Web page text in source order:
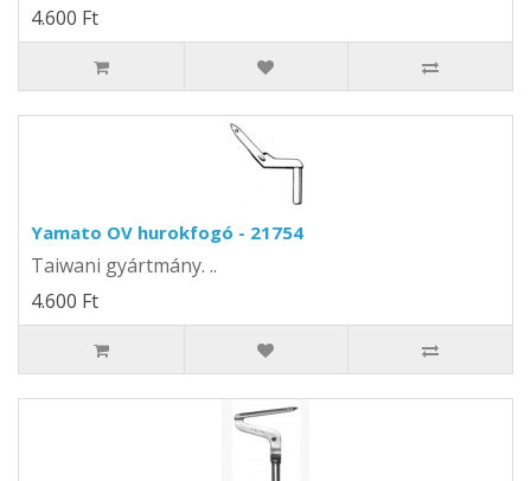
4.600 Ft
Yamato OV hurokfogó - 21754
Taiwani gyártmány. ..
4.600 Ft